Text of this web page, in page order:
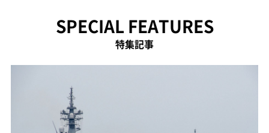
SPECIAL FEATURES
特集記事